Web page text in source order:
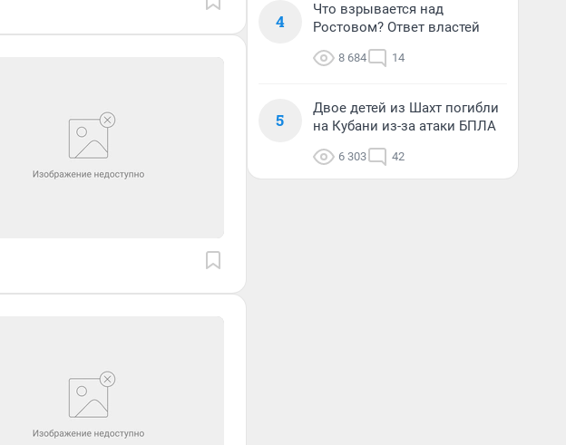
4
Что взрывается над
Ростовом? Ответ властей
8 684 14
5
Двое детей из Шахт погибли
на Кубани из-за атаки БПЛА
6 303 42